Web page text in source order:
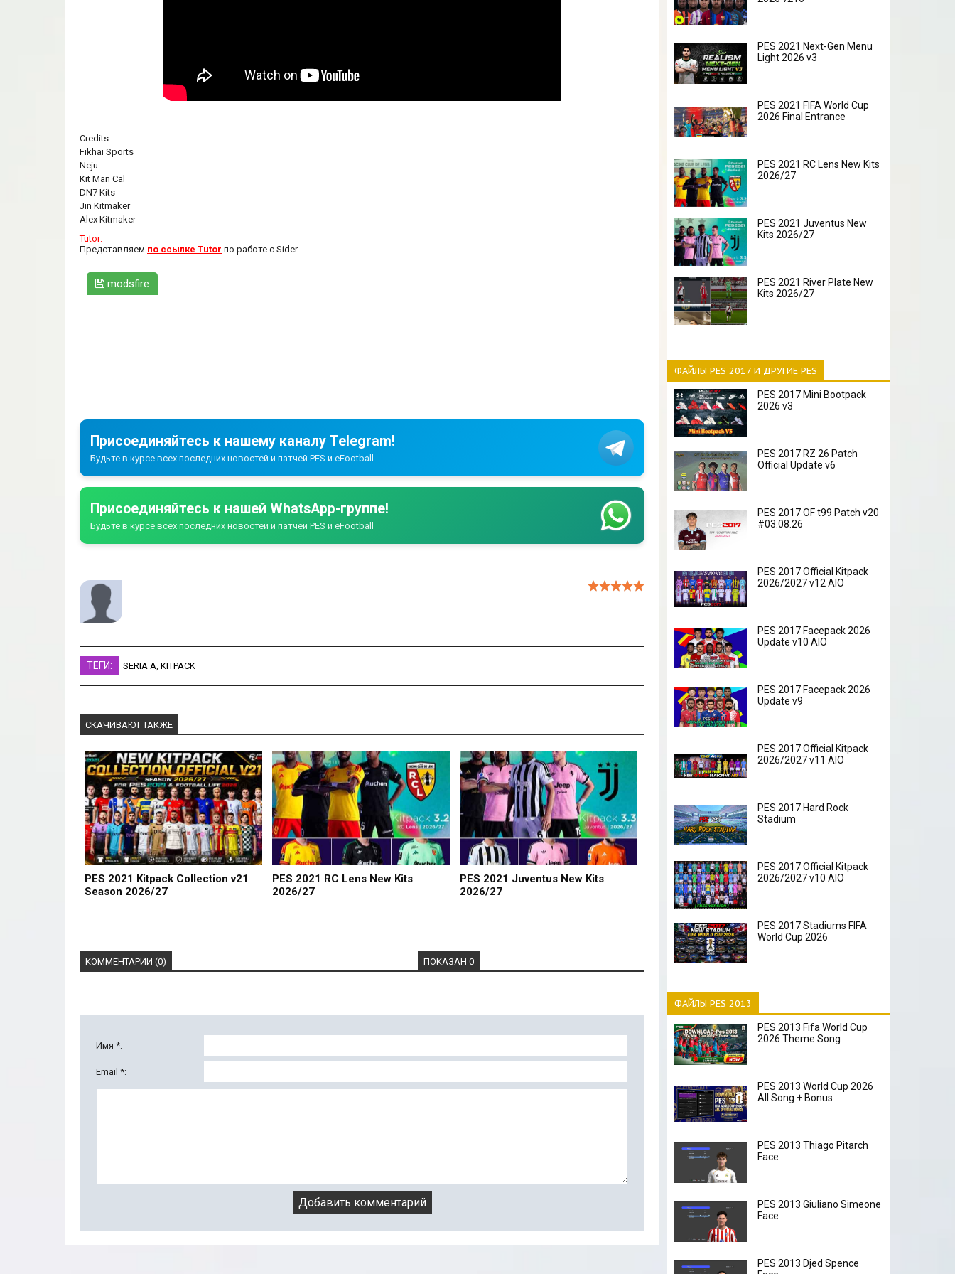
Credits:
Fikhai Sports
Neju
Kit Man Cal
DN7 Kits
Jin Kitmaker
Alex Kitmaker
Tutor:
Представляем по ссылке Tutor по работе с Sider.
modsfire
Присоединяйтесь к нашему каналу Telegram!
Будьте в курсе всех последних новостей и патчей PES и eFootball
Присоединяйтесь к нашей WhatsApp-группе!
Будьте в курсе всех последних новостей и патчей PES и eFootball
ТЕГИ: SERIA A, KITPACK
СКАЧИВАЮТ ТАКЖЕ
PES 2021 Kitpack Collection v21
Season 2026/27
PES 2021 RC Lens New Kits
2026/27
PES 2021 Juventus New Kits
2026/27
КОММЕНТАРИИ (0) ПОКАЗАН 0
Имя *:
Email *:
PES 2021 Next-Gen Menu
Light 2026 v3
PES 2021 FIFA World Cup
2026 Final Entrance
PES 2021 RC Lens New Kits
2026/27
PES 2021 Juventus New
Kits 2026/27
PES 2021 River Plate New
Kits 2026/27
ФАЙЛЫ PES 2017 И ДРУГИЕ PES
PES 2017 Mini Bootpack
2026 v3
PES 2017 RZ 26 Patch
Official Update v6
PES 2017 OF t99 Patch v20
#03.08.26
PES 2017 Official Kitpack
2026/2027 v12 AIO
PES 2017 Facepack 2026
Update v10 AIO
PES 2017 Facepack 2026
Update v9
PES 2017 Official Kitpack
2026/2027 v11 AIO
PES 2017 Hard Rock
Stadium
PES 2017 Official Kitpack
2026/2027 v10 AIO
PES 2017 Stadiums FIFA
World Cup 2026
ФАЙЛЫ PES 2013
PES 2013 Fifa World Cup
2026 Theme Song
PES 2013 World Cup 2026
All Song + Bonus
PES 2013 Thiago Pitarch
Face
PES 2013 Giuliano Simeone
Face
PES 2013 Djed Spence